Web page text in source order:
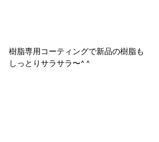
樹脂専用コーティングで新品の樹脂も
しっとりサラサラ〜^ ^